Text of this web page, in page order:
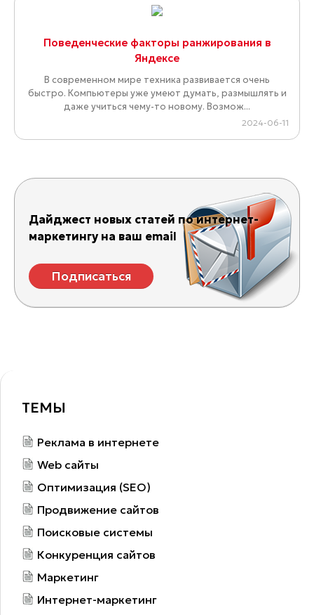
Поведенческие факторы ранжирования в
Яндексе
В современном мире техника развивается очень
быстро. Компьютеры уже умеют думать, размышлять и
даже учиться чему-то новому. Возмож...
2024-06-11
Дайджест новых статей по интернет-
маркетингу на ваш email
Подписаться
ТЕМЫ
Реклама в интернете
Web сайты
Оптимизация (SEO)
Продвижение сайтов
Поисковые системы
Конкуренция сайтов
Маркетинг
Интернет-маркетинг